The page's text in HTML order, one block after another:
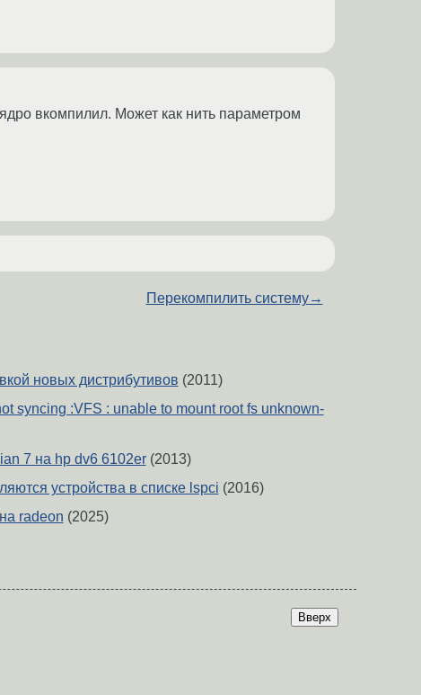
вкомпилил. Может как нить параметром
Перекомпилить систему→
новых дистрибутивов (2011)
syncing :VFS : unable to mount root fs unknown-
7 на hp dv6 6102er(2013)
устройства в списке lspci (2016)
radeon (2025)
Вверх